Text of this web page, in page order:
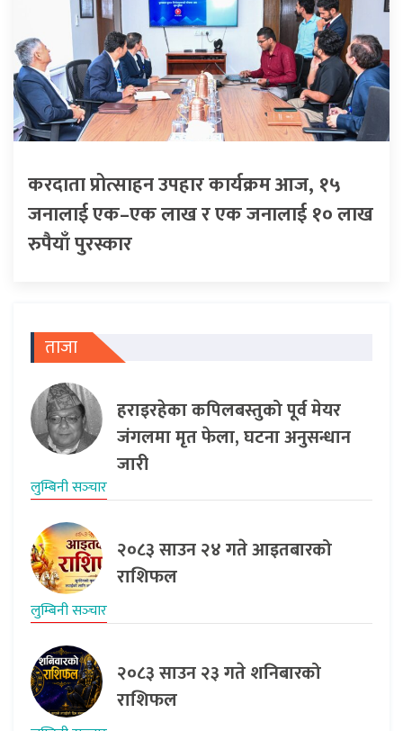
करदाता प्रोत्साहन उपहार कार्यक्रम आज, १५
जनालाई एक–एक लाख र एक जनालाई १० लाख
रुपैयाँ पुरस्कार
ताजा
हराइरहेका कपिलबस्तुको पूर्व मेयर
जंगलमा मृत फेला, घटना अनुसन्धान
जारी
लुम्बिनी सञ्‍चार
२०८३ साउन २४ गते आइतबारको
राशिफल
लुम्बिनी सञ्‍चार
२०८३ साउन २३ गते शनिबारको
राशिफल